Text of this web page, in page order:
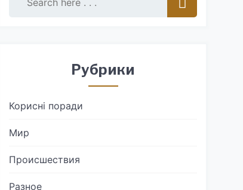
Рубрики
Корисні поради
Мир
Происшествия
Разное